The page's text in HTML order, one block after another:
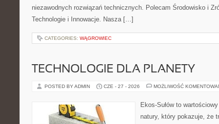
niezawodnych rozwiązań technicznych. Polecam Środowisko i
Technologie i Innowacje. Nasza […]
CATEGORIES: WĄGROWIEC
TECHNOLOGIE DLA PLANETY
POSTED BY ADMIN CZE - 27 - 2026 MOŻLIWOŚĆ
Ekos-Sułów to
natury, który pokazuje, że